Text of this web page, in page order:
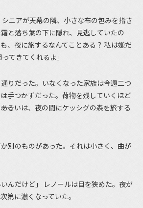
シニアが天幕の隣、小さな布の包みを指さ
と落ち葉の下に隠れ、見逃していたの
、夜に旅するなんてことある？ 私は嫌だ
てきてくれるよ」
りだった。いなくなった家族は今週二つ
手つかずだった。荷物を残していくほど
あるいは、夜の間にケッシグの森を旅する
別のものがあった。それは小さく、曲が
いんだけど」 レノールは目を狭めた。夜が
第に濃くなっていた。